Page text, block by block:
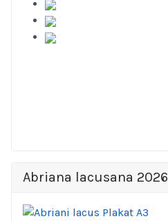
Abriana lacusana 2026